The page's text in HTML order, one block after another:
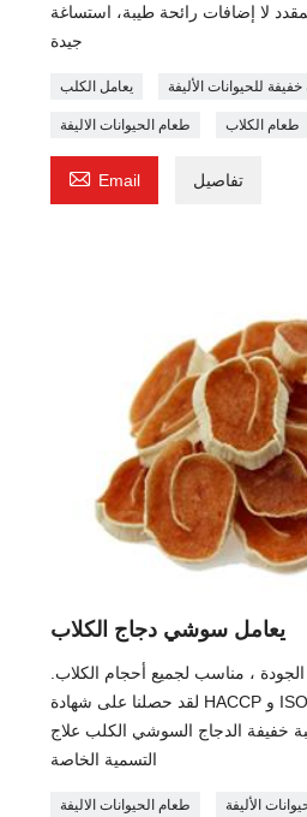
لا إضافات رائحة طيبة، استساغة
جيدة
يعامل الكلب للحيوانات الأليفة
طعام الحيوانات الاليفة طعام الكلاب
 Email تفاصيل
يعامل سوشي دجاج الكلاب
، مناسب لجميع أحجام الكلاب.
لقد حصلنا على شهادة HACCP و ISO و FDA و CIQ OEM
خفيفة الدجاج السوشي الكلب علاج
التسمية الخاصة
طعام الحيوانات الاليفة الأليفة